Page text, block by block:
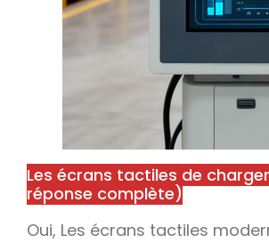
Les écrans tactiles de
réponse complète)
Oui, Les écrans tactiles